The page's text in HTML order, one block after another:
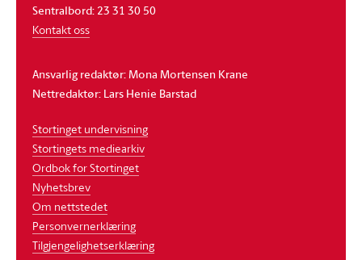
Sentralbord: 23 31 30 50
Kontakt oss
Ansvarlig redaktør: Mona Mortensen Krane
Nettredaktør: Lars Henie Barstad
Stortinget undervisning
Stortingets mediearkiv
Ordbok for Stortinget
Nyhetsbrev
Om nettstedet
Personvernerklæring
Tilgjengelighetserklæring